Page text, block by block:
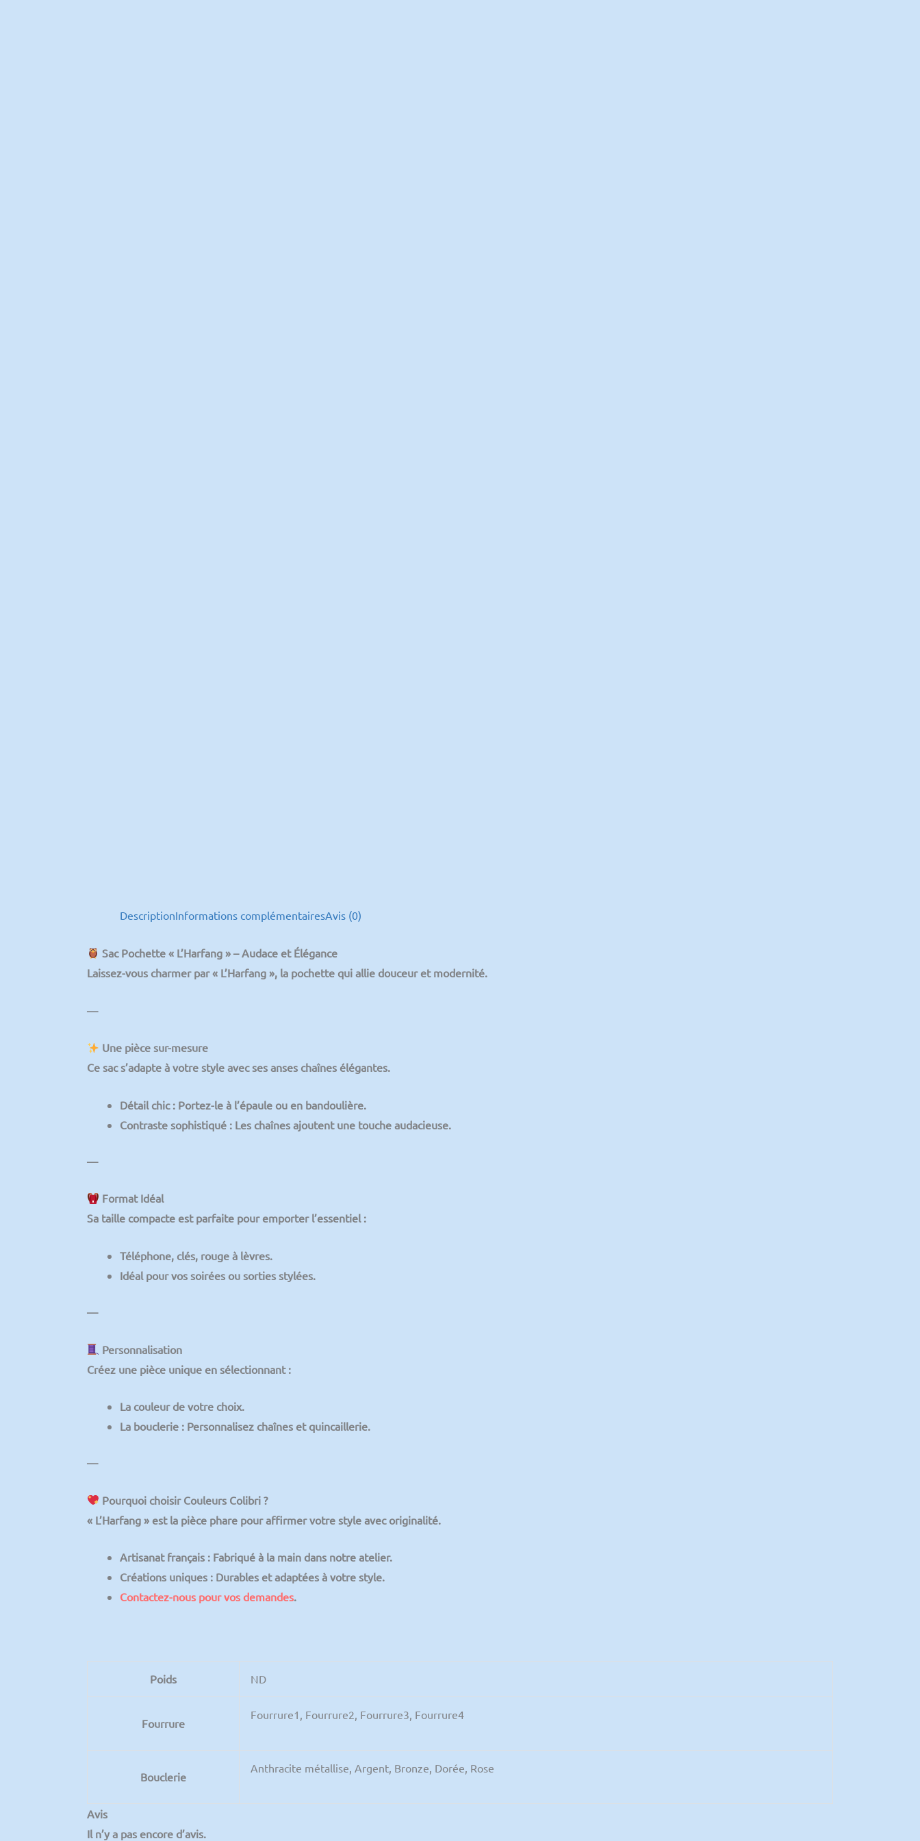
DescriptionInformations complémentairesAvis (0)
Sac Pochette « L’Harfang » – Audace et Élégance
Laissez-vous charmer par« L’Harfang », la pochette qui allie douceur et modernité.
—
Une pièce sur-mesure
Ce sac s’adapte à votre style avec ses anses chaînes élégantes.
Détail chic: Portez-le à l’épaule ou en bandoulière.
Contraste sophistiqué: Les chaînes ajoutent une touche audacieuse.
—
Format Idéal
Sa taille compacte est parfaite pour emporter l’essentiel :
Téléphone, clés, rouge à lèvres.
Idéal pour vos soirées ou sorties stylées.
—
Personnalisation
Créez une pièce unique en sélectionnant :
La couleur de votre choix.
La bouclerie: Personnalisez chaînes et quincaillerie.
—
Pourquoi choisir Couleurs Colibri ?
« L’Harfang » est la pièce pharepour affirmer votre style avec originalité.
Artisanat français: Fabriqué à la main dans notre atelier.
Créations uniques: Durables et adaptées à votre style.
Contactez-nous pour vos demandes.
Poids ND
Fourrure
Fourrure1, Fourrure2, Fourrure3, Fourrure4
Bouclerie
Anthracite métallise, Argent, Bronze, Dorée, Rose
Avis
Il n’y a pas encore d’avis.